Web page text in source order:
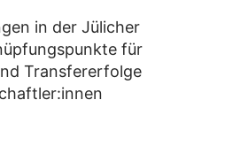
in der Jülicher
für
Transfererfolge